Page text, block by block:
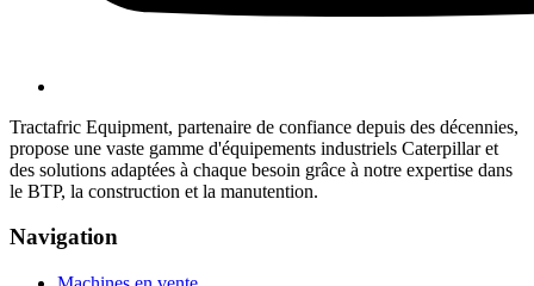
Tractafric Equipment, partenaire de confiance depuis des décennies,
propose une vaste gamme d'équipements industriels Caterpillar et
des solutions adaptées à chaque besoin grâce à notre expertise dans
le BTP, la construction et la manutention.
Navigation